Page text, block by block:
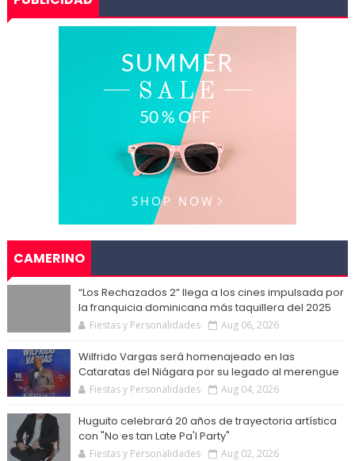
CAMERINO
“Los Rechazados 2” llega a los cines impulsada por
la franquicia dominicana más taquillera del 2025
Fiestas y Personalidades Aug 06, 2026
Wilfrido Vargas será homenajeado en las
Cataratas del Niágara por su legado al merengue
Fiestas y Personalidades Aug 04, 2026
Huguito celebrará 20 años de trayectoria artística
con "No es tan Late Pa'l Party"
Fiestas y Personalidades Aug 02, 2026